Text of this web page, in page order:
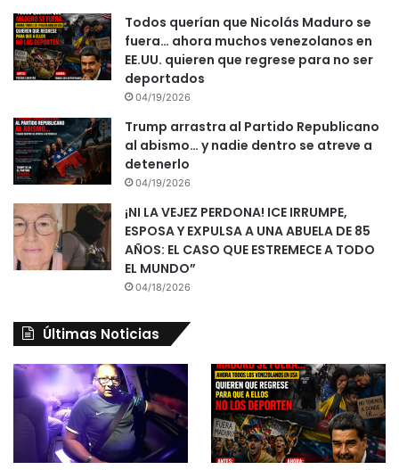
Todos querían que Nicolás Maduro se
fuera… ahora muchos venezolanos en
EE.UU. quieren que regrese para no ser
deportados
04/19/2026
Trump arrastra al Partido Republicano
al abismo… y nadie dentro se atreve a
detenerlo
04/19/2026
¡NI LA VEJEZ PERDONA! ICE IRRUMPE,
ESPOSA Y EXPULSA A UNA ABUELA DE 85
AÑOS: EL CASO QUE ESTREMECE A TODO
EL MUNDO”
04/18/2026
Últimas Noticias